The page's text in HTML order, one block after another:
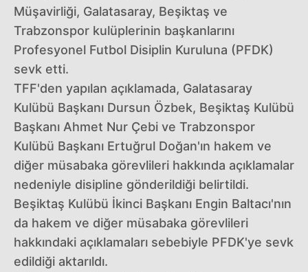
Müşavirliği, Galatasaray, Beşiktaş ve
Trabzonspor kulüplerinin başkanlarını
Profesyonel Futbol Disiplin Kuruluna (PFDK)
sevk etti.
TFF'den yapılan açıklamada, Galatasaray
Kulübü Başkanı Dursun Özbek, Beşiktaş Kulübü
Başkanı Ahmet Nur Çebi ve Trabzonspor
Kulübü Başkanı Ertuğrul Doğan'ın hakem ve
diğer müsabaka görevlileri hakkında açıklamalar
nedeniyle disipline gönderildiği belirtildi.
Beşiktaş Kulübü İkinci Başkanı Engin Baltacı'nın
da hakem ve diğer müsabaka görevlileri
hakkındaki açıklamaları sebebiyle PFDK'ye sevk
edildiği aktarıldı.